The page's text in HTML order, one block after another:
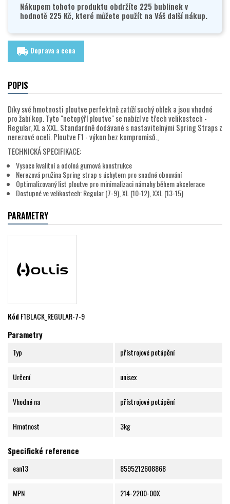
Nákupem tohoto produktu obdržíte 225 bublinek v
hodnotě 225 Kč, které můžete použít na Váš další nákup.
local_shipping Doprava a cena
POPIS
Díky své hmotnosti ploutve perfektně zatíží suchý oblek a jsou vhodné
pro žabí kop. Tyto "netopýří ploutve" se nabízí ve třech velikostech -
Regular, XL a XXL. Standardně dodávané s nastavitelnými Spring Straps z
nerezové oceli. Ploutve F1 - výkon bez kompromisů.,
TECHNICKÁ SPECIFIKACE:
Vysoce kvalitní a odolná gumová konstrukce
Nerezová pružina Spring strap s úchytem pro snadné obouvání
Optimalizovaný list ploutve pro minimalizaci námahy během akcelerace
Dostupné ve velikostech: Regular (7-9), XL (10-12), XXL (13-15)
PARAMETRY
KódF1BLACK_REGULAR-7-9
Parametry
Typ přístrojové potápění
Určení unisex
Vhodné na přístrojové potápění
Hmotnost 3kg
Specifické reference
ean13 8595212608868
MPN 214-2200-00X